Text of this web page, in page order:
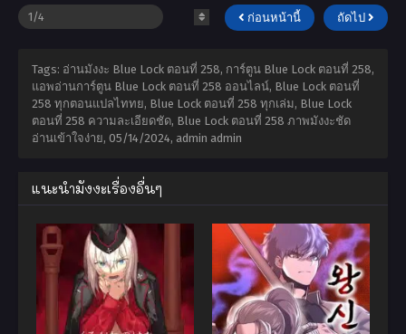
ก่อนหน้านี้ ถัดไป
Tags: อ่านมังงะ Blue Lock ตอนที่ 258, การ์ตูน Blue Lock ตอนที่ 258,
แอพอ่านการ์ตูน Blue Lock ตอนที่ 258 ออนไลน์, Blue Lock ตอนที่
258 ทุกตอนแปลไททย, Blue Lock ตอนที่ 258 ทุกเล่ม, Blue Lock
ตอนที่ 258 ความละเอียดชัด, Blue Lock ตอนที่ 258 ภาพมังงะชัด
อ่านเข้าใจง่าย, 05/14/2024, admin admin
แนะนำมังงะเรื่องอื่นๆ